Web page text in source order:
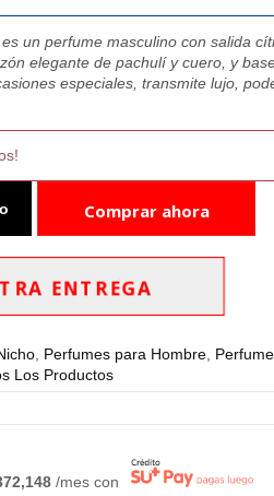
un perfume masculino con salida
elegante de pachulí y cuero, y
especiales, transmite lujo,
Comprar ahora
ENTREGA
Perfumes para Hombre
Los Productos
/mes con